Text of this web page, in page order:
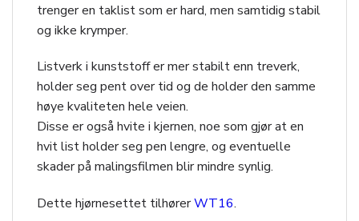
trenger en taklist som er hard, men samtidig stabil
og ikke krymper.
Listverk i kunststoff er mer stabilt enn treverk,
holder seg pent over tid og de holder den samme
høye kvaliteten hele veien.
Disse er også hvite i kjernen, noe som gjør at en
hvit list holder seg pen lengre, og eventuelle
skader på malingsfilmen blir mindre synlig.
Dette hjørnesettet tilhørerWT16.